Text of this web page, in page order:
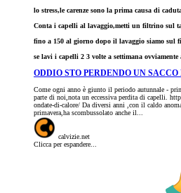
lo stress,le carenze sono la prima causa di
Conta i capelli al lavaggio,metti un filtrino sul
fino a 150 al giorno dopo il lavaggio siamo sul
se lavi i capelli 2 3 volte a settimana
ODDIO STO PERDENDO UN
Come ogni anno è giunto il periodo autunnale -
parte di noi,nota un eccessiva perdita di capelli.
ondate-di-calore/ Da diversi anni ,con il caldo
primavera,ha scombussolato anche il...
calvizie.net
Clicca per espandere...